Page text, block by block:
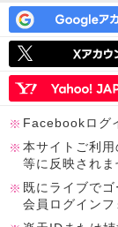
Facebookログ
本サイトご利
等に反映されま
既にライブで
会員ログインフ